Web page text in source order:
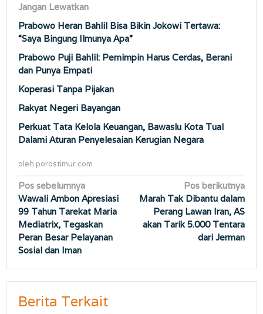
Jangan Lewatkan
Prabowo Heran Bahlil Bisa Bikin Jokowi Tertawa:
“Saya Bingung Ilmunya Apa”
Prabowo Puji Bahlil: Pemimpin Harus Cerdas, Berani
dan Punya Empati
Koperasi Tanpa Pijakan
Rakyat Negeri Bayangan
Perkuat Tata Kelola Keuangan, Bawaslu Kota Tual
Dalami Aturan Penyelesaian Kerugian Negara
oleh porostimur.com
Navigasi
pos
Pos sebelumnya
Wawali Ambon Apresiasi
99 Tahun Tarekat Maria
Mediatrix, Tegaskan
Peran Besar Pelayanan
Sosial dan Iman
Pos berikutnya
Marah Tak Dibantu dalam
Perang Lawan Iran, AS
akan Tarik 5.000 Tentara
dari Jerman
Berita Terkait